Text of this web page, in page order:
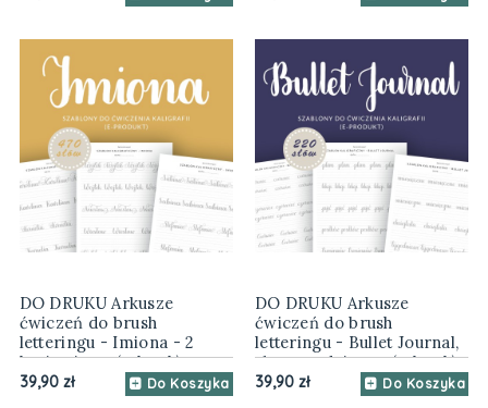
DO DRUKU Arkusze
ćwiczeń do brush
letteringu - Imiona - 2
kroje pisma (e-book)
39,90 zł Do Koszyka
DO DRUKU Arkusze
ćwiczeń do brush
letteringu - Bullet Journal,
słowa codzienne (e-book)
39,90 zł Do Koszyka